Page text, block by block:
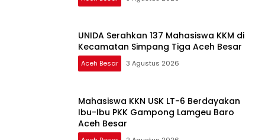
UNIDA Serahkan 137 Mahasiswa KKM di
Kecamatan Simpang Tiga Aceh Besar
Aceh Besar 3 Agustus 2026
Mahasiswa KKN USK LT-6 Berdayakan
Ibu-Ibu PKK Gampong Lamgeu Baro
Aceh Besar